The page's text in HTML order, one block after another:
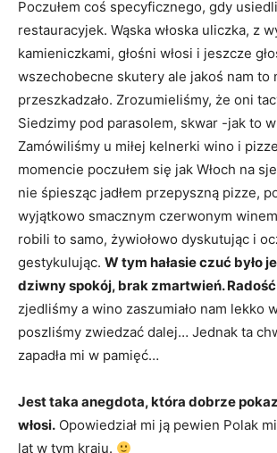
Poczułem coś specyficznego, gdy
restauracyjek. Wąska włoska uliczka, z
kamieniczkami, głośni włosi i jeszcze
wszechobecne skutery ale jakoś nam to
przeszkadzało. Zrozumieliśmy, że oni
Siedzimy pod parasolem, skwar -jak to
Zamówiliśmy u miłej kelnerki wino i
momencie poczułem się jak Włoch na
nie śpiesząc jadłem przepyszną pizze,
wyjątkowo smacznym czerwonym
robili to samo, żywiołowo dyskutując i
gestykulując. W tym hałasie czuć było
dziwny spokój, brak zmartwień.
zjedliśmy a wino zaszumiało nam lekko
poszliśmy zwiedzać dalej… Jednak ta
zapadła mi w pamięć…
Jest taka anegdota, która dobrze
włosi. Opowiedział mi ją pewien Polak
lat w tym kraju.